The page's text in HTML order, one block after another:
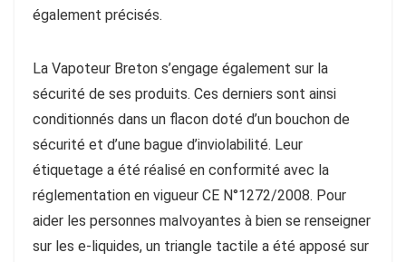
également précisés.
La Vapoteur Breton s’engage également sur la
sécurité de ses produits. Ces derniers sont ainsi
conditionnés dans un flacon doté d’un bouchon de
sécurité et d’une bague d’inviolabilité. Leur
étiquetage a été réalisé en conformité avec la
réglementation en vigueur CE N°1272/2008. Pour
aider les personnes malvoyantes à bien se renseigner
sur les e-liquides, un triangle tactile a été apposé sur